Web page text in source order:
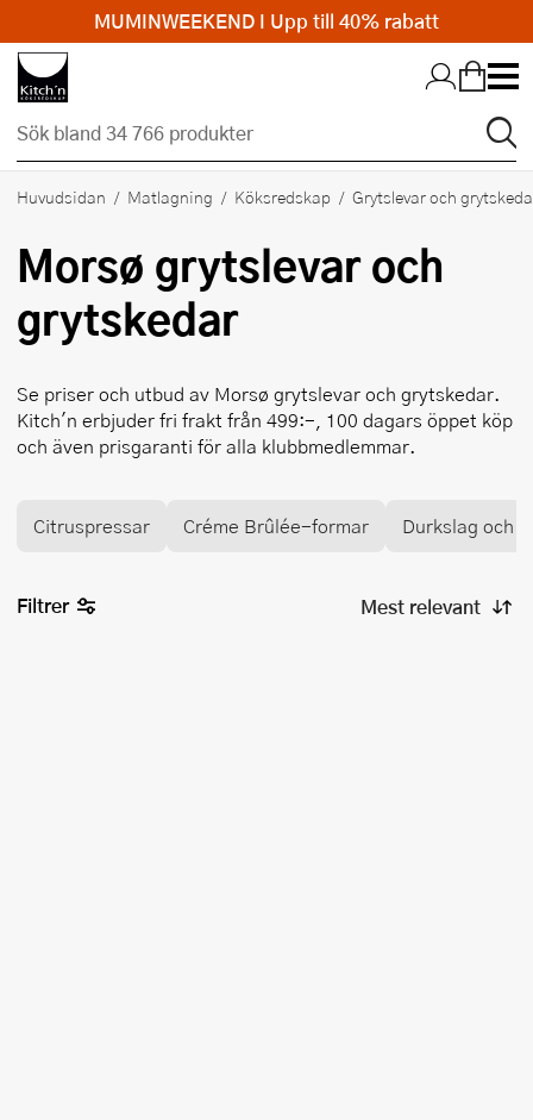
Hopp till huvudinnehållet
Huvudsidan Matlagning Köksredskap Grytslevar och
Morsø grytslevar och
grytskedar
Se priser och utbud av Morsø grytslevar och grytskedar.
Kitch'n erbjuder fri frakt från 499:-, 100 dagars öppet köp
och även prisgaranti för alla klubbmedlemmar.
Citruspressar Créme Brûlée-formar Durkslag och
Filtrer
MUMINWEEKEND I Upp till 40% rabatt